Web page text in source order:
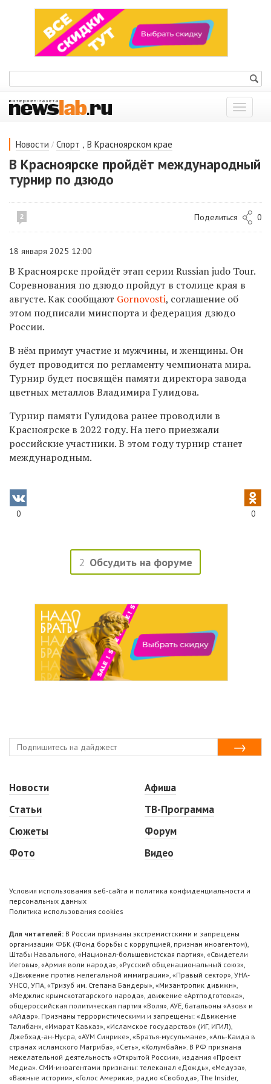
Показать
меню
Новости / Спорт , В Красноярском крае
В Красноярске пройдёт международный
турнир по дзюдо
2 Поделиться 0
18 января 2025 12:00
В Красноярске пройдёт этап серии Russian judo Tour.
Соревнования по дзюдо пройдут в столице края в
августе. Как сообщают Gornovosti, соглашение об
этом подписали минспорта и федерация дзюдо
России.
В нём примут участие и мужчины, и женщины. Он
будет проводится по регламенту чемпионата мира.
Турнир будет посвящён памяти директора завода
цветных металлов Владимира Гулидова.
Турнир памяти Гулидова ранее проводили в
Красноярске в 2022 году. На него приезжали
российские участники. В этом году турнир станет
международным.
0 0
2 Обсудить на форуме
Новости
Статьи
Сюжеты
Фото
Афиша
ТВ-Программа
Форум
Видео
Условия использования веб-сайта и политика конфиденциальности и
персональных данных
Политика использования cookies
Для читателей: В России признаны экстремистскими и запрещены
организации ФБК (Фонд борьбы с коррупцией, признан иноагентом),
Штабы Навального, «Национал-большевистская партия», «Свидетели
Иеговы», «Армия воли народа», «Русский общенациональный союз»,
«Движение против нелегальной иммиграции», «Правый сектор», УНА-
УНСО, УПА, «Тризуб им. Степана Бандеры», «Мизантропик дивижн»,
«Меджлис крымскотатарского народа», движение «Артподготовка»,
общероссийская политическая партия «Воля», АУЕ, батальоны «Азов» и
«Айдар». Признаны террористическими и запрещены: «Движение
Талибан», «Имарат Кавказ», «Исламское государство» (ИГ, ИГИЛ),
Джебхад-ан-Нусра, «АУМ Синрике», «Братья-мусульмане», «Аль-Каида в
странах исламского Магриба», «Сеть», «Колумбайн». В РФ признана
нежелательной деятельность «Открытой России», издания «Проект
Медиа». СМИ-иноагентами признаны: телеканал «Дождь», «Медуза»,
«Важные истории», «Голос Америки», радио «Свобода», The Insider,